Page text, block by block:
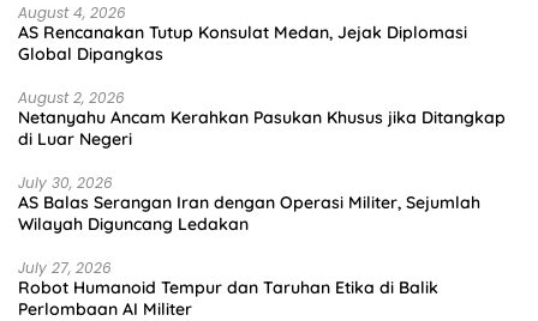
August 4, 2026
AS Rencanakan Tutup Konsulat Medan, Jejak Diplomasi
Global Dipangkas
August 2, 2026
Netanyahu Ancam Kerahkan Pasukan Khusus jika Ditangkap
di Luar Negeri
July 30, 2026
AS Balas Serangan Iran dengan Operasi Militer, Sejumlah
Wilayah Diguncang Ledakan
July 27, 2026
Robot Humanoid Tempur dan Taruhan Etika di Balik
Perlombaan AI Militer